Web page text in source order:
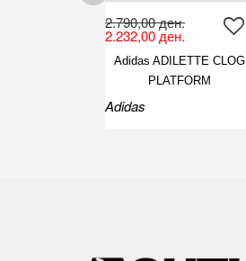
2.790,00 ден.
2.232,00 ден.
Adidas ADILETTE CLOG
PLATFORM
Adidas